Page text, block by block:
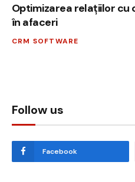
Optimizarea relațiilor cu
în afaceri
CRM SOFTWARE
Follow us
Facebook